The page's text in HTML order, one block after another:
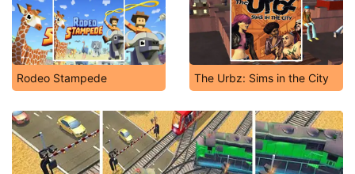
Rodeo Stampede The Urbz: Sims in the City